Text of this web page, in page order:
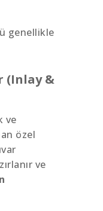
genellikle
(Inlay &
ve
özel
ve